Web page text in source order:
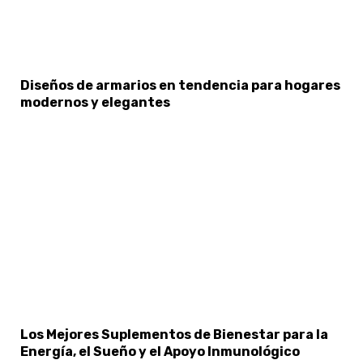
Diseños de armarios en tendencia para hogares
modernos y elegantes
Los Mejores Suplementos de Bienestar para la
Energía, el Sueño y el Apoyo Inmunológico